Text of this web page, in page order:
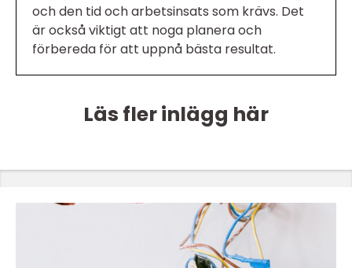
och den tid och arbetsinsats som krävs. Det
är också viktigt att noga planera och
förbereda för att uppnå bästa resultat.
Läs fler inlägg här